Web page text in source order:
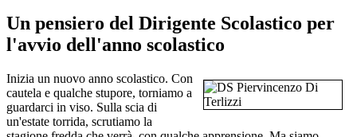
Un pensiero del Dirigente Scolastico per
l'avvio dell'anno scolastico
Inizia un nuovo anno scolastico. Con
cautela e qualche stupore, torniamo a
guardarci in viso. Sulla scia di
un'estate torrida, scrutiamo la